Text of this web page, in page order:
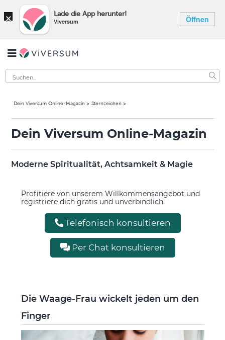
× Lade die App herunter!
Viversum Öffnen
Dein Viversum Online-Magazin Sternzeichen
Dein Viversum Online-Magazin
Moderne Spiritualität, Achtsamkeit & Magie
Profitiere von unserem Willkommensangebot und
registriere dich gratis und unverbindlich.
Telefonisch konsultieren
Per Chat konsultieren
Die Waage-Frau wickelt jeden um den
Finger